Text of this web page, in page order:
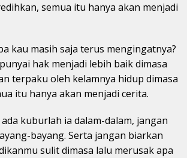
semua itu hanya akan menjadi
kau masih saja terus mengingatnya?
hak menjadi lebih baik dimasa
terpaku oleh kelamnya hidup dimasa
itu hanya akan menjadi cerita.
kuburlah ia dalam-dalam, jangan
bayang. Serta jangan biarkan
sulit dimasa lalu merusak apa